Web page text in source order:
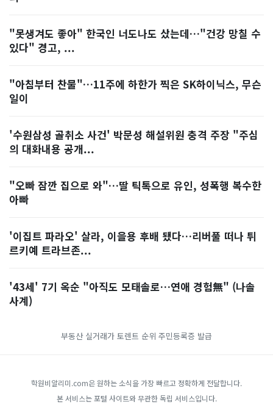
"못생겨도 좋아" 한국인 너도나도 샀는데…"건강 망칠 수
있다" 경고, ...
"아침부터 찬물"…11주에 하한가 찍은 SK하이닉스, 무슨
일이
'수원삼성 골취소 사건' 박문성 해설위원 충격 주장 "주심
의 대화내용 공개...
"오빠 잠깐 집으로 와"…딸 틱톡으로 유인, 성폭행 복수한
아빠
'이집트 파라오' 살라, 이을용 후배 됐다…리버풀 떠나 튀
르키예 트라브존...
'43세' 7기 옥순 "아직도 모태솔로…연애 경험無" (나솔
사계)
부동산 실거래가 토렌트 순위 주민등록증 발급
학원비알리미.com은 원하는 소식을 가장 빠르고 정확하게 전달합니다.
본 서비스는 포털 사이트와 무관한 독립 서비스입니다.